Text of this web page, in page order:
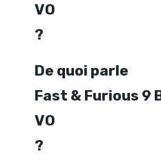
VO
?
De quoi parle
Fast & Furious 9
VO
?